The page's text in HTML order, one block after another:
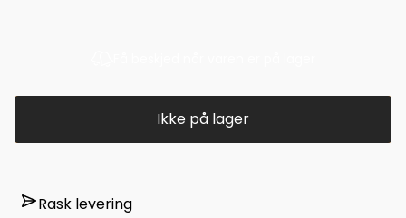
Ikke på lager
Rask levering